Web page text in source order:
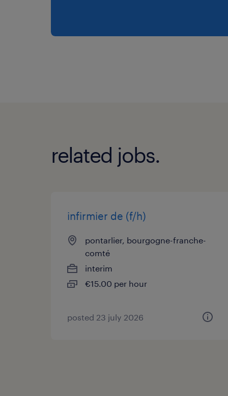
related jobs.
infirmier de (f/h)
pontarlier, bourgogne-franche-
comté
interim
€15.00 per hour
posted 23 july 2026